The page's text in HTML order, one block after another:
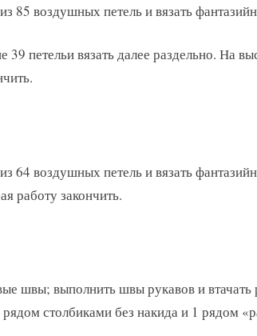
85 воздушных петель и вязать
39 петельи вязать далее раздельно. На
64 воздушных петель и вязать
работу закончить.
швы; выполнить швы рукавов и втачать
столбиками без накида и 1 рядом